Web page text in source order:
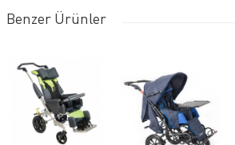
Benzer Ürünler